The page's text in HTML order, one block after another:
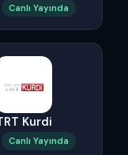
Canlı Yayında
Kurdi
Canlı Yayında